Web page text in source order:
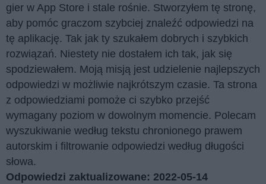
gier w App Store i stale rośnie. Stworzyłem tę stronę,
aby pomóc graczom szybciej znaleźć odpowiedzi na
tę aplikację. Tak jak ty szukałem dobrych i szybkich
rozwiązań. Niestety nie dostałem ich tak, jak się
spodziewałem. Moją misją jest udzielenie najlepszych
odpowiedzi w możliwie najkrótszym czasie. Ta strona
z odpowiedziami pomoże ci szybko przejść
wymagany poziom w dowolnym momencie. Polecam
wyszukiwanie według tekstu chronionego prawem
autorskim i filtrowanie odpowiedzi według długości
słowa.
Odpowiedzi zaktualizowane: 2022-05-14